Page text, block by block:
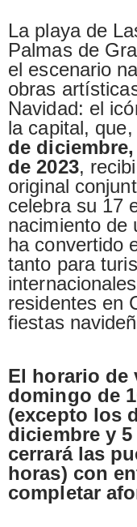
La playa de
Palmas de
el escenario
obras
Navidad: el
la capital,
de
de 2023,
original
celebra su 17
nacimiento de
ha convertido
tanto para
residentes en
fiestas
El horario de
domingo de
(excepto los
diciembre y
cerrará las
horas) con
completar